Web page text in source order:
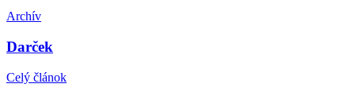
Archív
Darček
Celý článok